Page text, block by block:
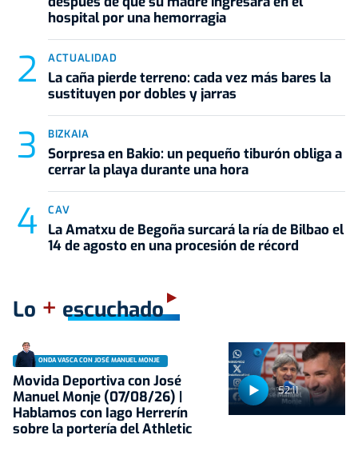
hospital por una hemorragia
ACTUALIDAD
La caña pierde terreno: cada vez más bares la
sustituyen por dobles y jarras
BIZKAIA
Sorpresa en Bakio: un pequeño tiburón obliga a
cerrar la playa durante una hora
CAV
La Amatxu de Begoña surcará la ría de Bilbao el
14 de agosto en una procesión de récord
Lo + escuchado
52:11
ONDA VASCA CON JOSÉ MANUEL MONJE
Movida Deportiva con José
Manuel Monje (07/08/26) |
Hablamos con Iago Herrerín
sobre la portería del Athletic